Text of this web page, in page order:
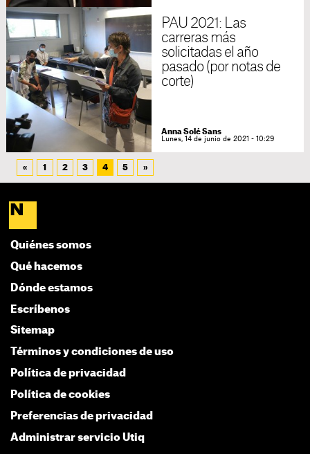
PAU 2021: Las
carreras más
solicitadas el año
pasado (por notas de
corte)
Anna Solé Sans
Lunes, 14 de junio de 2021 - 10:29
« 1 2 3 4 5 »
Quiénes somos
Qué hacemos
Dónde estamos
Escríbenos
Sitemap
Términos y condiciones de uso
Política de privacidad
Política de cookies
Preferencias de privacidad
Administrar servicio Utiq